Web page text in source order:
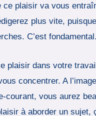
plaisir va vous
plus vite,
C’est fondamental.
plaisir dans votre
concentrer. A
vous aurez
à aborder un